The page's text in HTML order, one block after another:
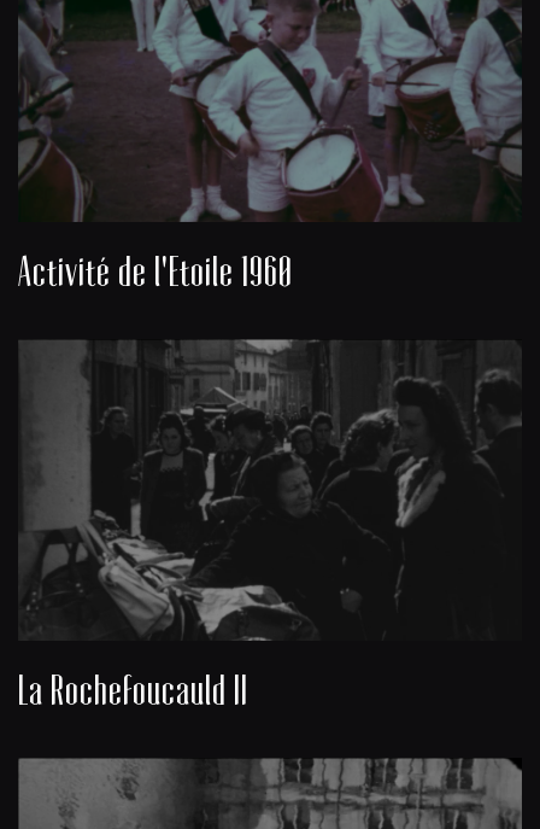
Activité de l'Etoile 1960
La Rochefoucauld II